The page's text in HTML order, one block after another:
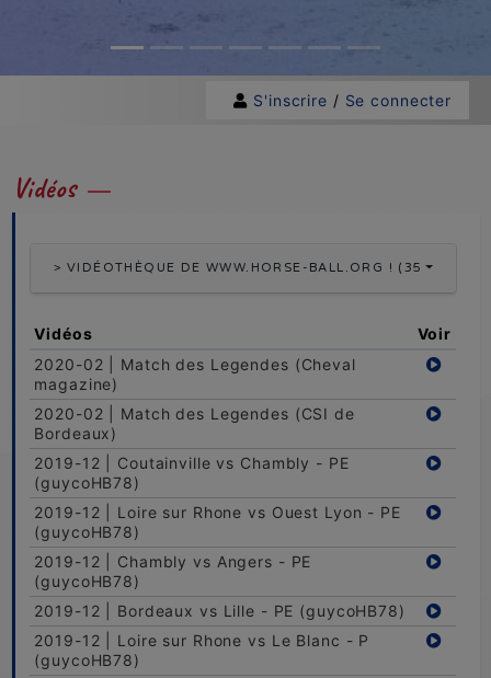
S'inscrire / Se connecter
Vidéos
> VIDÉOTHÈQUE DE WWW.HORSE-BALL.ORG ! (356
Vidéos
Voir
2020-02 | Match des Legendes (Cheval
magazine)
2020-02 | Match des Legendes (CSI de
Bordeaux)
2019-12 | Coutainville vs Chambly - PE
(guycoHB78)
2019-12 | Loire sur Rhone vs Ouest Lyon - PE
(guycoHB78)
2019-12 | Chambly vs Angers - PE
(guycoHB78)
2019-12 | Bordeaux vs Lille - PE (guycoHB78)
2019-12 | Loire sur Rhone vs Le Blanc - P
(guycoHB78)